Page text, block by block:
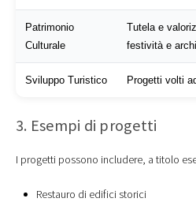
Patrimonio
Culturale
Tutela e
festività e
Sviluppo Turistico Progetti volti
3. Esempi di progetti
I progetti possono includere, a titolo
Restauro di edifici storici